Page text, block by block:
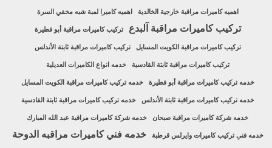
اهميه كاميرات مراقبة خارجية الخالدية اهميه كاميرا لمبة شبه مخفي السرة
تركيب كاميرات مراقبة آلبدع تركيب كاميرات مراقبة أبو فطيرة
تركيب كاميرات مراقبة الكويت المسايل تركيب كاميرات مراقبة ثابتة الأندلس
تركيب كاميرات مراقبة ثابتة القادسية خدمه انواع الكاميرات العديلية
خدمه تركيب كاميرات مراقبة أبو فطيرة خدمه تركيب كاميرات مراقبة الكويت المسايل
خدمه تركيب كاميرات مراقبة ثابتة الأندلس خدمه تركيب كاميرات مراقبة ثابتة القادسية
خدمه شركة كاميرات مراقبة صبحان خدمه شركة كاميرات مراقبة عبد الله المبارك
خدمه فني تركيب كاميرات وايرلس قرطبة خدمه فني كاميرات مراقبه الدوحة